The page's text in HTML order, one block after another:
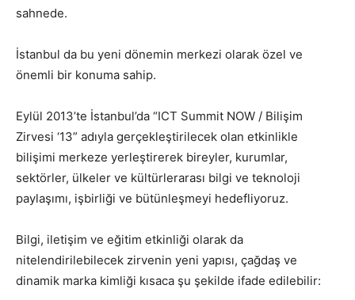
sahnede.
İstanbul da bu yeni dönemin merkezi olarak özel ve
önemli bir konuma sahip.
Eylül 2013’te İstanbul’da “ICT Summit NOW / Bilişim
Zirvesi ‘13” adıyla gerçekleştirilecek olan etkinlikle
bilişimi merkeze yerleştirerek bireyler, kurumlar,
sektörler, ülkeler ve kültürlerarası bilgi ve teknoloji
paylaşımı, işbirliği ve bütünleşmeyi hedefliyoruz.
Bilgi, iletişim ve eğitim etkinliği olarak da
nitelendirilebilecek zirvenin yeni yapısı, çağdaş ve
dinamik marka kimliği kısaca şu şekilde ifade edilebilir: